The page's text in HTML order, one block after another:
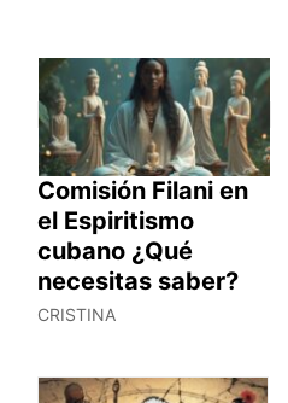
Comisión Filani en
el Espiritismo
cubano ¿Qué
necesitas saber?
CRISTINA